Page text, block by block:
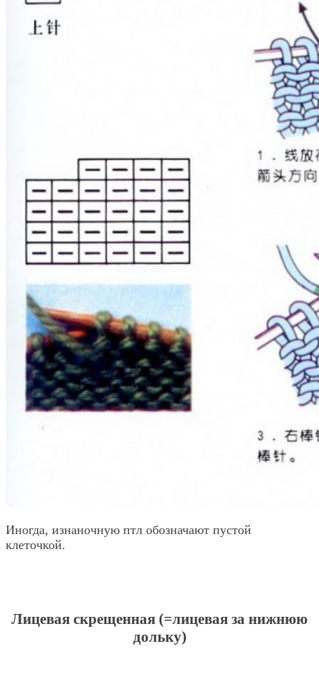
Иногда, изнаночную птл обозначают пустой
клеточкой.
Лицевая скрещенная (=лицевая за нижнюю
дольку)